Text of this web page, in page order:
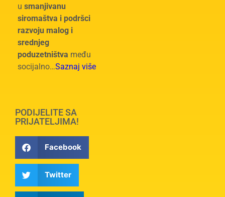
u smanjivanu
siromaštva i podršci
razvoju malog i
srednjeg
poduzetništva među
socijalno…Saznaj više
PODIJELITE SA
PRIJATELJIMA!
Facebook
Twitter